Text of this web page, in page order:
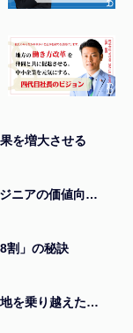
を増大させる
SES業界を一新する革命を起こす。エンジニアの価値向上を掲げる、エンジニアファースト企業。
割」の秘訣
日本を地方から創生する第一人者へ。窮地を乗り越えたメンバーと共に。